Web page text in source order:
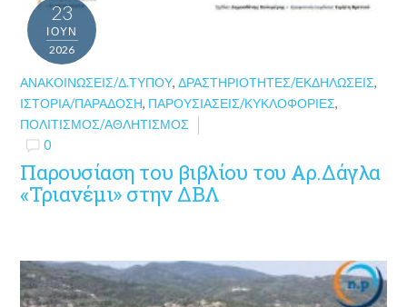
23
ΙΟΎΝ
2026
ΑΝΑΚΟΙΝΏΣΕΙΣ/Δ.ΤΎΠΟΥ,ΔΡΑΣΤΗΡΙΌΤΗΤΕΣ/ΕΚΔΗΛΏΣΕΙΣ,
ΙΣΤΟΡΊΑ/ΠΑΡΆΔΟΣΗ, ΠΑΡΟΥΣΙΆΣΕΙΣ/ΚΥΚΛΟΦΟΡΊΕΣ,
ΠΟΛΙΤΙΣΜΌΣ/ΑΘΛΗΤΙΣΜΌΣ
0
Παρουσίαση του βιβλίου του Αρ.Δάγλα
«Τριανέμι» στην ΔΒΛ